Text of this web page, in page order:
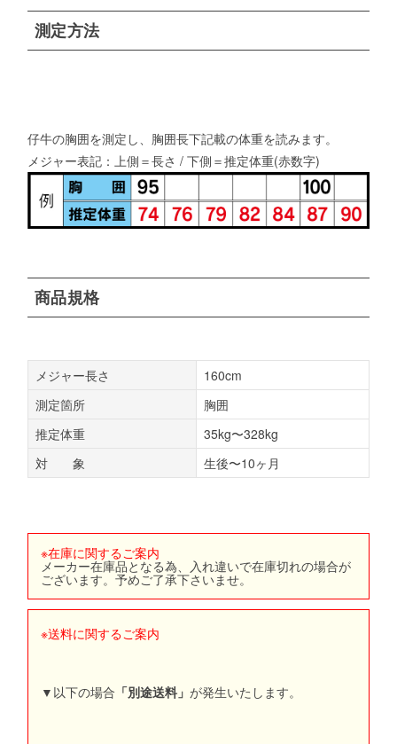
測定方法
仔牛の胸囲を測定し、胸囲長下記載の体重を読みます。
メジャー表記：上側＝長さ / 下側＝推定体重(赤数字)
商品規格
メジャー長さ
160cm
測定箇所
胸囲
推定体重
35kg〜328kg
対 象
生後〜10ヶ月
※在庫に関するご案内
メーカー在庫品となる為、入れ違いで在庫切れの場合が
ございます。予めご了承下さいませ。
※送料に関するご案内
▼以下の場合 「別途送料」 が発生いたします。